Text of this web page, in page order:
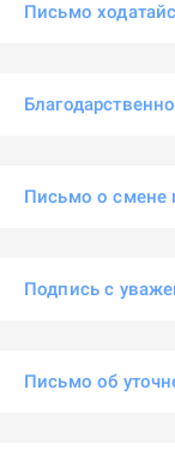
Письмо
Письмо о смене
Подпись с
Письмо об